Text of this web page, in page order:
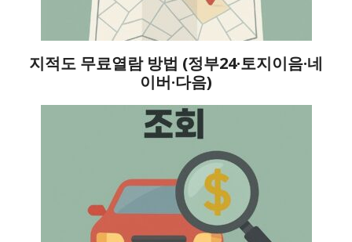
지적도 무료열람 방법 (정부24·토지이음·네
이버·다음)